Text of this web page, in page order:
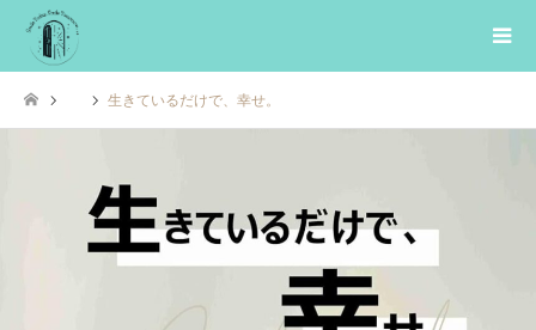
生きているだけで、幸せ。